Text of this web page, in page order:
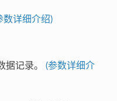
数详细介绍)
据记录。 (参数详细介